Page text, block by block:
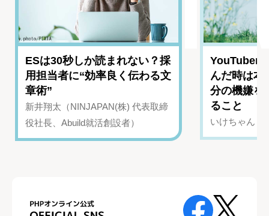
ESは30秒しか読まれない？採
用担当者に“効率良く伝わる文
章術”
新井翔太（NINJAPAN(株) 代表取締
役社長、Abuild就活創設者）
YouTuber
んだ時は
分の機嫌を
ること
いけちゃん（